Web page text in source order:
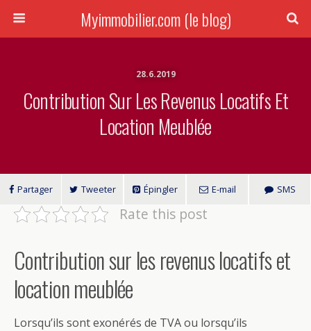
Myimmobilier.com (le blog)
28.6.2019
Contribution Sur Les Revenus Locatifs Et
Location Meublée
Partager Tweeter Épingler E-mail SMS
Rate this post
Contribution sur les revenus locatifs et
location meublée
Lorsqu’ils sont exonérés de TVA ou lorsqu’ils